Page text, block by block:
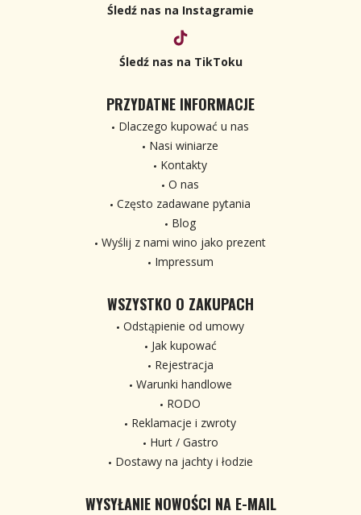
Śledź nas na Instagramie
Śledź nas na TikToku
PRZYDATNE INFORMACJE
Dlaczego kupować u nas
Nasi winiarze
Kontakty
O nas
Często zadawane pytania
Blog
Wyślij z nami wino jako prezent
Impressum
WSZYSTKO O ZAKUPACH
Odstąpienie od umowy
Jak kupować
Rejestracja
Warunki handlowe
RODO
Reklamacje i zwroty
Hurt / Gastro
Dostawy na jachty i łodzie
WYSYŁANIE NOWOŚCI NA E-MAIL